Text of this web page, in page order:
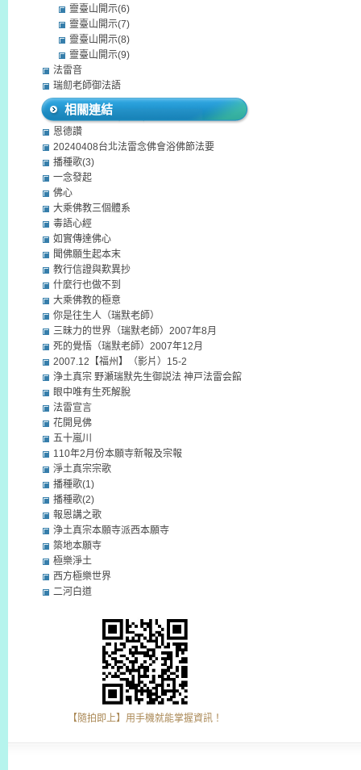
靈臺山開示(6)
靈臺山開示(7)
靈臺山開示(8)
靈臺山開示(9)
法雷音
瑞劎老師御法語
相關連結
恩德讚
20240408台北法雷念佛會浴佛節法要
播種歌(3)
一念發起
佛心
大乘佛教三個體系
毒語心經
如實傳達佛心
聞佛願生起本末
教行信證與歎異抄
什麼行也做不到
大乘佛教的極意
你是往生人（瑞默老師）
三昧力的世界（瑞默老師）2007年8月
死的覺悟（瑞默老師）2007年12月
2007.12【福州】（影片）15-2
浄土真宗 野瀬瑞默先生御説法 神戸法雷会館
眼中唯有生死解脫
法雷宣言
花開見佛
五十嵐川
110年2月份本願寺新報及宗報
淨土真宗宗歌
播種歌(1)
播種歌(2)
報恩講之歌
浄土真宗本願寺派西本願寺
築地本願寺
極樂淨土
西方極樂世界
二河白道
【隨拍即上】用手機就能掌握資訊！